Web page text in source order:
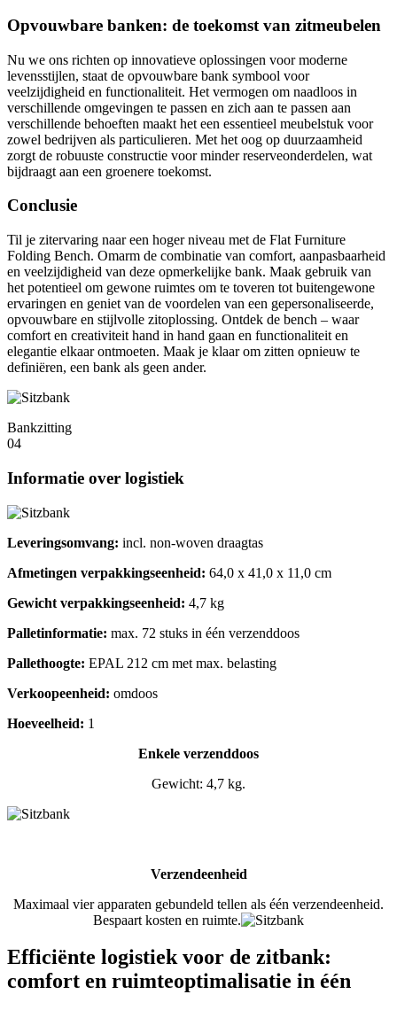
Opvouwbare banken: de toekomst van zitmeubelen
Nu we ons richten op innovatieve oplossingen voor moderne
levensstijlen, staat de opvouwbare bank symbool voor
veelzijdigheid en functionaliteit. Het vermogen om naadloos in
verschillende omgevingen te passen en zich aan te passen aan
verschillende behoeften maakt het een essentieel meubelstuk voor
zowel bedrijven als particulieren. Met het oog op duurzaamheid
zorgt de robuuste constructie voor minder reserveonderdelen, wat
bijdraagt aan een groenere toekomst.
Conclusie
Til je zitervaring naar een hoger niveau met de Flat Furniture
Folding Bench. Omarm de combinatie van comfort, aanpasbaarheid
en veelzijdigheid van deze opmerkelijke bank. Maak gebruik van
het potentieel om gewone ruimtes om te toveren tot buitengewone
ervaringen en geniet van de voordelen van een gepersonaliseerde,
opvouwbare en stijlvolle zitoplossing. Ontdek de bench – waar
comfort en creativiteit hand in hand gaan en functionaliteit en
elegantie elkaar ontmoeten. Maak je klaar om zitten opnieuw te
definiëren, een bank als geen ander.
Bankzitting
04
Informatie over logistiek
Leveringsomvang: incl. non-woven draagtas
Afmetingen verpakkingseenheid: 64,0 x 41,0 x 11,0 cm
Gewicht verpakkingseenheid: 4,7 kg
Palletinformatie: max. 72 stuks in één verzenddoos
Pallethoogte: EPAL 212 cm met max. belasting
Verkoopeenheid: omdoos
Hoeveelheid: 1
Enkele verzenddoos
Gewicht: 4,7 kg.
Verzendeenheid
Maximaal vier apparaten gebundeld tellen als één verzendeenheid.
Bespaart kosten en ruimte.
Efficiënte logistiek voor de zitbank:
comfort en ruimteoptimalisatie in één